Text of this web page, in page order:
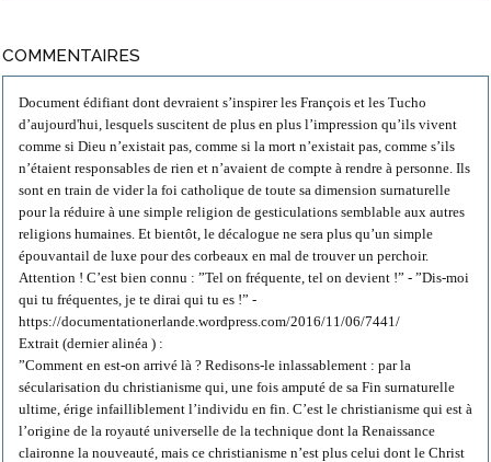
COMMENTAIRES
Document édifiant dont devraient s’inspirer les François et les Tucho
d’aujourd'hui, lesquels suscitent de plus en plus l’impression qu’ils vivent
comme si Dieu n’existait pas, comme si la mort n’existait pas, comme s’ils
n’étaient responsables de rien et n’avaient de compte à rendre à personne. Ils
sont en train de vider la foi catholique de toute sa dimension surnaturelle
pour la réduire à une simple religion de gesticulations semblable aux autres
religions humaines. Et bientôt, le décalogue ne sera plus qu’un simple
épouvantail de luxe pour des corbeaux en mal de trouver un perchoir.
Attention ! C’est bien connu : ”Tel on fréquente, tel on devient !” - ”Dis-moi
qui tu fréquentes, je te dirai qui tu es !” -
https://documentationerlande.wordpress.com/2016/11/06/7441/
Extrait (dernier alinéa ) :
”Comment en est-on arrivé là ? Redisons-le inlassablement : par la
sécularisation du christianisme qui, une fois amputé de sa Fin surnaturelle
ultime, érige infailliblement l’individu en fin. C’est le christianisme qui est à
l’origine de la royauté universelle de la technique dont la Renaissance
claironne la nouveauté, mais ce christianisme n’est plus celui dont le Christ